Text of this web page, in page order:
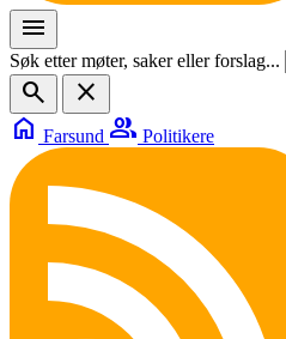
menu
Søk etter møter, saker eller forslag...
search
close
home Farsund group Politikere